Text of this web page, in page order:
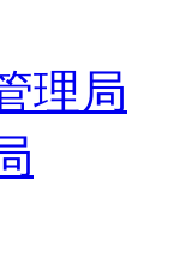
理局